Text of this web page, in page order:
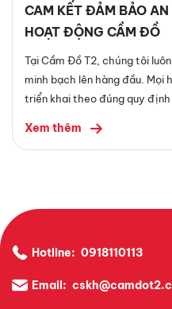
CAM KẾT ĐẢM BẢO
HOẠT ĐỘNG CẦM ĐỒ
Tại Cầm Đồ T2, chúng tôi
minh bạch lên hàng đầu. Mọi
triển khai theo đúng quy định
Xem thêm
Hotline: 0918110113
Email: